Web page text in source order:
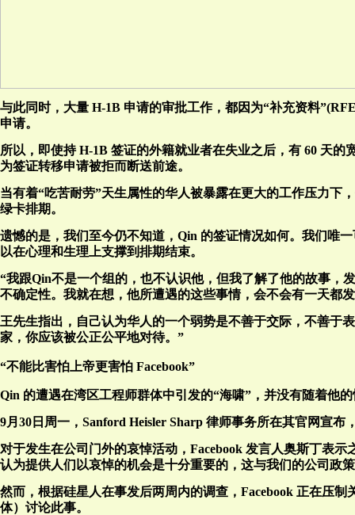
与此同时，大量 H-1B 申请的审批工作，都因为“补充资料
申请。
所以，即使持 H-1B 签证的外籍就业者在失业之后，有 60 天
为签证转移申请被拒而断送前途。
当有着“吃苦耐劳”天生属性的华人被暴露在更大的工作压力下
绿卡排期。
遗憾的是，我们至今仍不知道，Qin 的签证情况如何。我们唯
以在心理和生理上支撑到排期结束。
“我跟Qin不是一个组的，也不认识他，但我了解了他的故事，
不确定性。我就在想，他所遭遇的这些事情，会不会有一天都
王先生指出，自己认为华人的一个弱势是不善于交际，不善于
家，你应该被公正公平地对待。”
“不能比害怕上帝更害怕 Facebook”
Qin 的遭遇在湾区工程师群体中引发的“海啸”，并没有随着他
9月30日周一，Sanford Heisler Sharp 律师事务所在其官网宣
对于发生在公司门外的哀悼活动，Facebook 发言人奥斯丁表
认为提供人们以哀悼的机会是十分重要的，这与我们的公司政
然而，根据硅星人在事发后两周内的调查，Facebook 正在压
体）讨论此事。